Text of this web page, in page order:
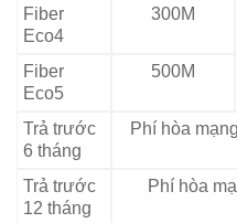
Fiber
Eco4
300M
Fiber
Eco5
500M
Trả trước
6 tháng
Phí hòa
Trả trước
12 tháng
Phí hòa